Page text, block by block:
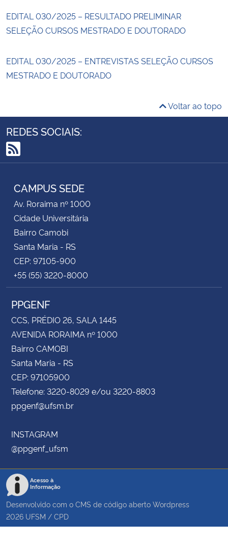
Planalto
EDITAL 030/2025 – RESULTADO PRELIMINAR
SELEÇÃO CURSOS MESTRADO E DOUTORADO
EDITAL 030/2025 – ENTREVISTAS SELEÇÃO CURSOS
MESTRADO E DOUTORADO
Voltar ao topo
REDES SOCIAIS:
RSS
CAMPUS SEDE
Av. Roraima nº 1000
Cidade Universitária
Bairro Camobi
Santa Maria - RS
CEP: 97105-900
+55 (55) 3220-8000
PPGENF
CCS, PRÉDIO 26, SALA 1445
AVENIDA RORAIMA nº 1000
Bairro CAMOBI
Santa Maria - RS
CEP: 97105900
Telefone: 3220-8029 e/ou 3220-8803
ppgenf@ufsm.br
INSTAGRAM
@ppgenf_ufsm
Acesso à
Informação
Desenvolvido com o CMS de código aberto Wordpress
2026 UFSM / CPD